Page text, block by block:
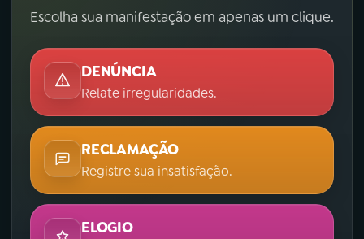
Escolha sua manifestação em apenas um clique.
DENÚNCIA
Relate irregularidades.
RECLAMAÇÃO
Registre sua insatisfação.
ELOGIO